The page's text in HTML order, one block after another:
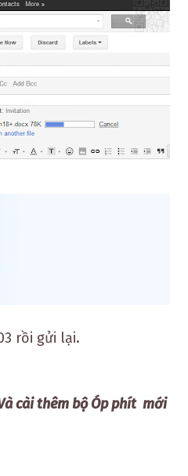
rồi gửi lại.
cài thêm bộ Óp phít mới